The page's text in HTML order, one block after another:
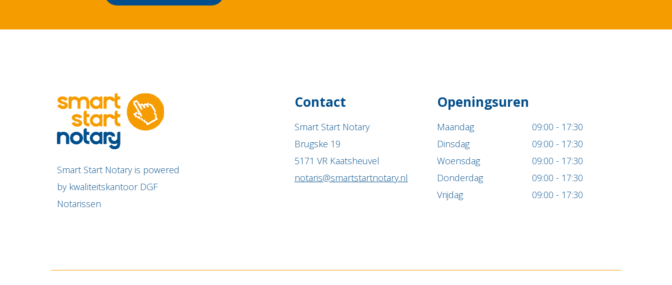
Smart Start Notary is powered
by kwaliteitskantoor DGF
Notarissen
Contact
Smart Start Notary
Brugske 19
5171 VR Kaatsheuvel
notaris@smartstartnotary.nl
Openingsuren
Maandag
09:00 - 17:30
Dinsdag
09:00 - 17:30
Woensdag
09:00 - 17:30
Donderdag
09:00 - 17:30
Vrijdag
09:00 - 17:30